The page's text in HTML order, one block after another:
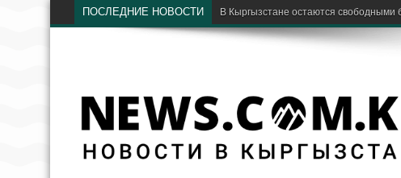
ПОСЛЕДНИЕ НОВОСТИ Бишкек станет п